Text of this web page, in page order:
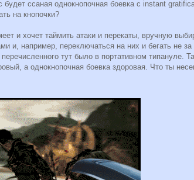
будет ссаная однокнопочная боевка с instant
на кнопочки?
и хочет таймить атаки и перекаты, вручную
и, например, переключаться на них и бегать не за
тут было в портативном типануле.
а однокнопочная боевка здоровая. Что ты